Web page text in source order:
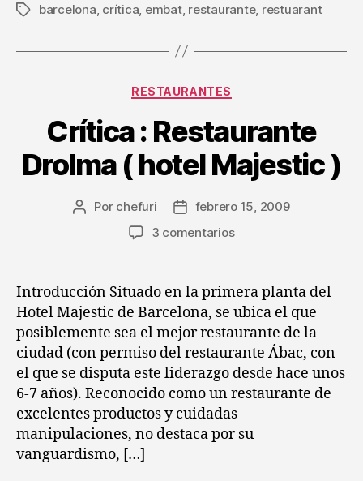
Etiquetas
barcelona crítica embat, restaurante, restuarant
Categorías
RESTAURANTES
Crítica : Restaurante
Drolma ( hotel Majestic )
Autor
Por chefuri
Fechafebrero 15, 2009
3 comentariosen
Restaurante
Drolma
(
hotel
Majestic
)
Introducción Situado en la primera planta del
Hotel Majestic de Barcelona, se ubica el que
posiblemente sea el mejor restaurante de la
ciudad (con permiso del restaurante Ábac, con
el que se disputa este liderazgo desde hace unos
6-7 años). Reconocido como un restaurante de
excelentes productos y cuidadas
manipulaciones, no destaca por su
vanguardismo, […]